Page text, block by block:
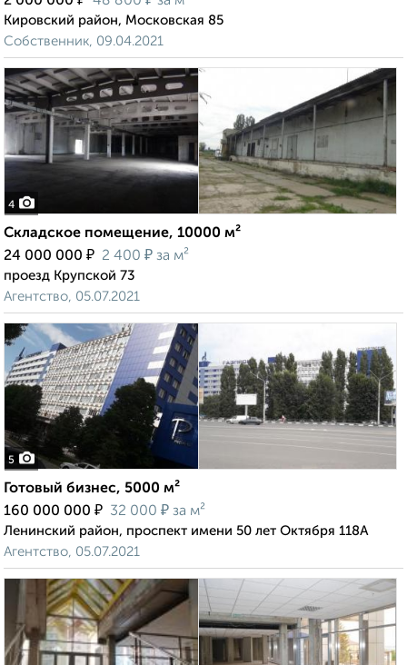
Кировский район, Московская 85
Собственник, 09.04.2021
4
Складское помещение, 10000 м²
24 000 000 ₽ 2 400 ₽ за м²
проезд Крупской 73
Агентство, 05.07.2021
5
Готовый бизнес, 5000 м²
160 000 000 ₽ 32 000 ₽ за м²
Ленинский район, проспект имени 50 лет Октября 118А
Агентство, 05.07.2021